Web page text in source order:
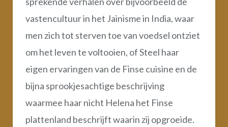
vastencultuur in het Jainisme in India, waar
men zich tot sterven toe van voedsel ontziet
om het leven te voltooien, of Steel haar
eigen ervaringen van de Finse cuisine en de
bijna sprookjesachtige beschrijving
waarmee haar nicht Helena het Finse
plattenland beschrijft waarin zij opgroeide.